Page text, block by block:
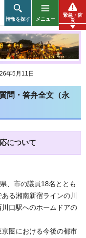
情報を探す メニュー
緊急・防
災
年5月11日
問・答弁全文（永
について
、市の議員18名ととも
る湘南新宿ラインの川
口駅へのホームドアの
圏における今後の都市